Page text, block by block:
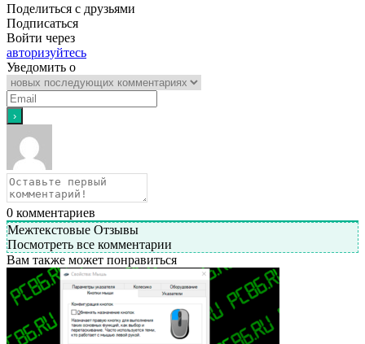
Поделиться с друзьями
Подписаться
Войти через
авторизуйтесь
Уведомить о
0 комментариев
Межтекстовые Отзывы
Посмотреть все комментарии
Вам также может понравиться